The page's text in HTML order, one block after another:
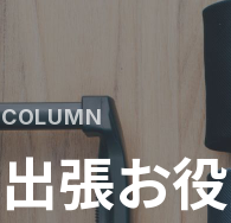
COLUMN
出張お